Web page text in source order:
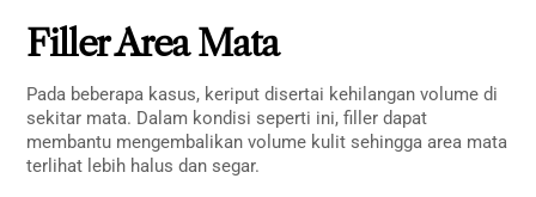
Filler Area Mata
Pada beberapa kasus, keriput disertai kehilangan volume di
sekitar mata. Dalam kondisi seperti ini, filler dapat
membantu mengembalikan volume kulit sehingga area mata
terlihat lebih halus dan segar.